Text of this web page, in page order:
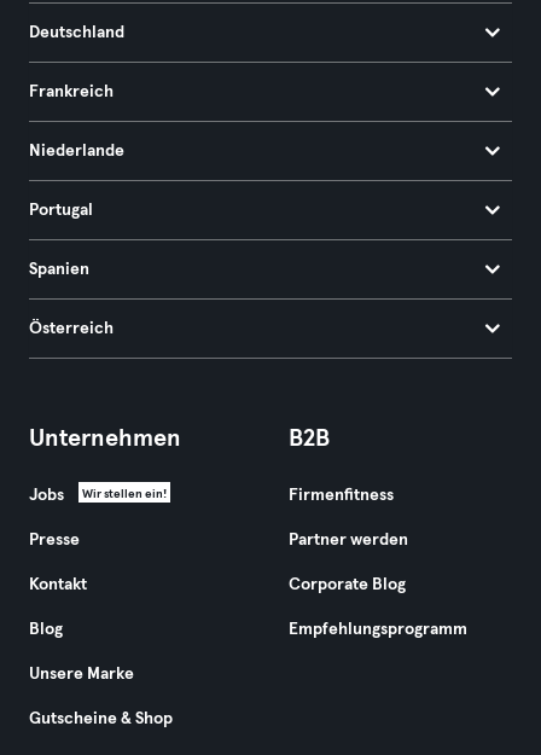
Deutschland
Frankreich
Niederlande
Portugal
Spanien
Österreich
Unternehmen
Jobs Wir stellen ein!
Presse
Kontakt
Blog
Unsere Marke
Gutscheine & Shop
B2B
Firmenfitness
Partner werden
Corporate Blog
Empfehlungsprogramm